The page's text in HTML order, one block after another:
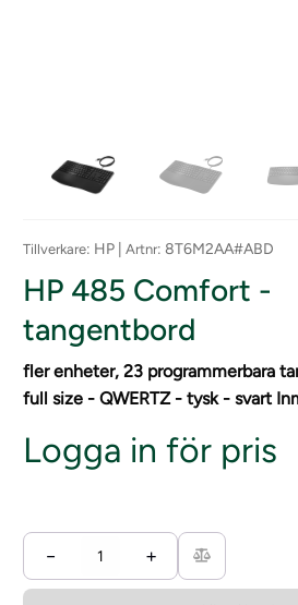
Tillverkare: HP | Artnr: 8T6M2AA#ABD
HP 485 Comfort -
tangentbord
fler enheter, 23 programmerbara
full size - QWERTZ - tysk - svart
Logga in för pris
− +